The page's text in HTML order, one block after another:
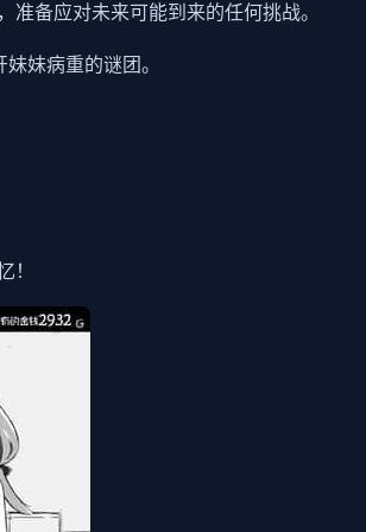
备应对未来可能到来的任何挑战。
妹病重的谜团。